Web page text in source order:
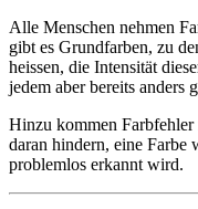
Alle Menschen nehmen
gibt es Grundfarben, zu
heissen, die Intensität
jedem aber bereits anders
Hinzu kommen Farbfehler
daran hindern, eine Farbe
problemlos erkannt wird.